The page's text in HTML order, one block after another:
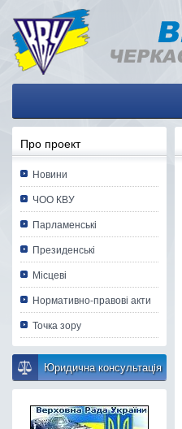
Про проект
Новини
ЧОО КВУ
Парламенські
Президенські
Місцеві
Нормативно-правові акти
Точка зору
Юридична консультацiя